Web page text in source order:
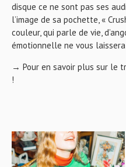
disque ce ne sont pas ses
l’image de sa pochette, «
couleur, qui parle de vie,
émotionnelle ne vous
→ Pour en savoir plus sur le
!